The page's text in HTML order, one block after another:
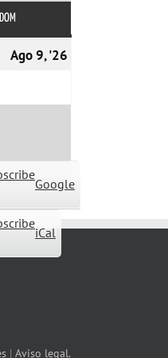
DOM
Ago 9, '26
Google
iCal
| Aviso legal.